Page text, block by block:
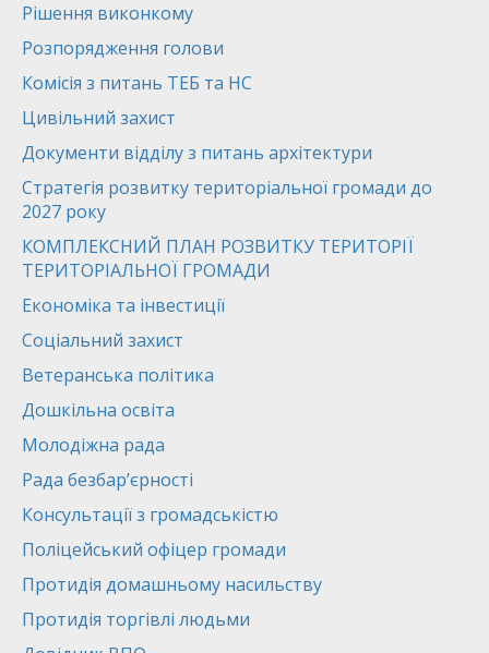
Рішення виконкому
Розпорядження голови
Комісія з питань ТЕБ та НС
Цивільний захист
Документи відділу з питань архітектури
Стратегія розвитку територіальної громади до
2027 року
КОМПЛЕКСНИЙ ПЛАН РОЗВИТКУ ТЕРИТОРІЇ
ТЕРИТОРІАЛЬНОЇ ГРОМАДИ
Економіка та інвестиції
Соціальний захист
Ветеранська політика
Дошкільна освіта
Молодіжна рада
Рада безбар’єрності
Консультації з громадськістю
Поліцейський офіцер громади
Протидія домашньому насильству
Протидія торгівлі людьми